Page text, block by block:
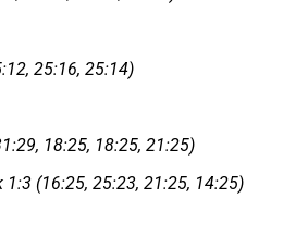
25:16, 25:14)
18:25, 18:25, 21:25)
1:3 (16:25, 25:23, 21:25, 14:25)